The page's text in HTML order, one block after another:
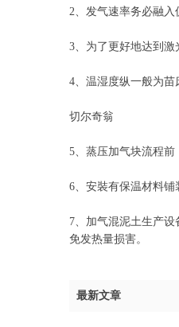
2、发气速率务必融入
3、为了更好地达到激
4、温湿度纵一般为苗
切尔奇翁
5、蒸压加气块流程前
6、安裝有保温材料
7、加气混泥土生产
免发热量损害。
最新文章